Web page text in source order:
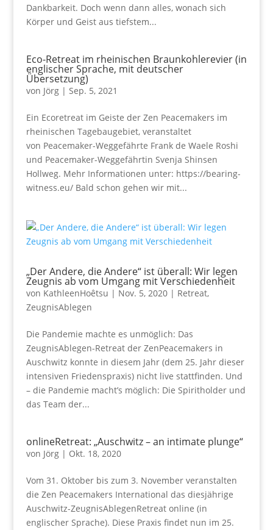
Dankbarkeit. Doch wenn dann alles, wonach sich
Körper und Geist aus tiefstem...
Eco-Retreat im rheinischen Braunkohlerevier (in
englischer Sprache, mit deutscher
Übersetzung)
von Jörg| Sep. 5, 2021
Ein Ecoretreat im Geiste der Zen Peacemakers im
rheinischen Tagebaugebiet, veranstaltet
von Peacemaker-Weggefährte Frank de Waele Roshi
und Peacemaker-Weggefährtin Svenja Shinsen
Hollweg. Mehr Informationen unter: https://bearing-
witness.eu/ Bald schon gehen wir mit...
„Der Andere, die Andere“ ist überall: Wir legen
Zeugnis ab vom Umgang mit Verschiedenheit
von KathleenHoêtsu | Nov. 5, 2020| Retreat,
ZeugnisAblegen
Die Pandemie machte es unmöglich: Das
ZeugnisAblegen-Retreat der ZenPeacemakers in
Auschwitz konnte in diesem Jahr (dem 25. Jahr dieser
intensiven Friedenspraxis) nicht live stattfinden. Und
– die Pandemie macht’s möglich: Die Spiritholder und
das Team der...
onlineRetreat: „Auschwitz – an intimate plunge“
von Jörg| Okt. 18, 2020
Vom 31. Oktober bis zum 3. November veranstalten
die Zen Peacemakers International das diesjährige
Auschwitz-ZeugnisAblegenRetreat online (in
englischer Sprache). Diese Praxis findet nun im 25.